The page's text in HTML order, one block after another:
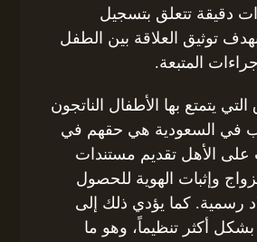
دقيقة تتعلق بتسجيل
توثيق العلاقة بين الطفل
المتبعة.
يتمتع بها الأطفال الناتجون
في السعودية هي حقهم في
على الأهل تقديم مستندات
وإثبات الهوية للحصول
رسمية. كما يؤدي ذلك إلى
أكثر تنظيماً، وهو ما